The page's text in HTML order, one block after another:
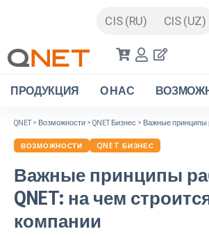
CIS (RU) CIS (UZ)
ПРОДУКЦИЯ О НАС
QNET> Возможности > QNET Бизнес > Важные принципы работы
ВОЗМОЖНОСТИ QNET БИЗНЕС
Важные принципы
QNET: на чем
компании